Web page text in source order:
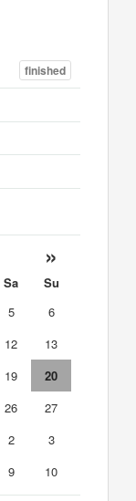
finished
»
Sa
Su
5
6
12
13
19
20
26
27
2
3
9 10